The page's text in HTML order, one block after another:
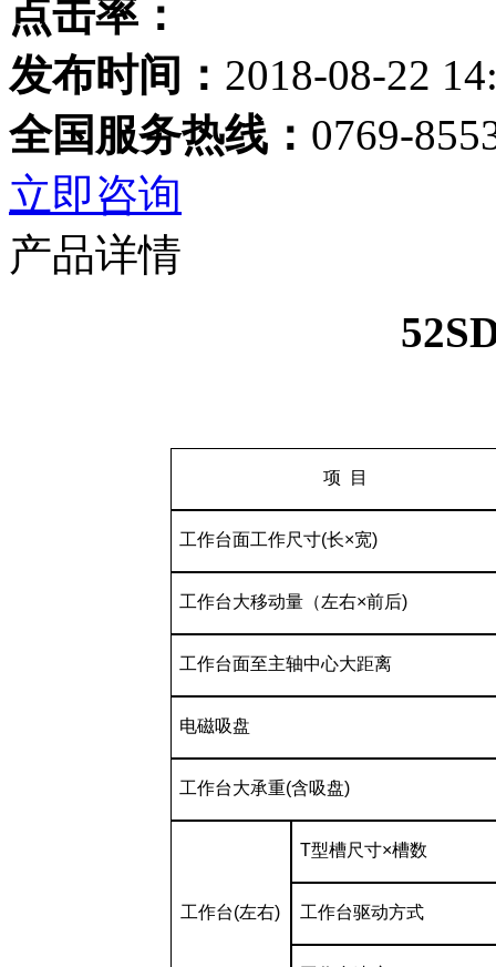
点击率：
发布时间： 2018-08-22
全国服务热线： 0769-
立即咨询
产品详情
项 目
工作台面工作尺寸(长×宽)
工作台大移动量（左右×前后)
工作台面至主轴中心大距离
电磁吸盘
工作台大承重(含吸盘)
工作台(左右)
T型槽尺寸×槽数
工作台驱动方式